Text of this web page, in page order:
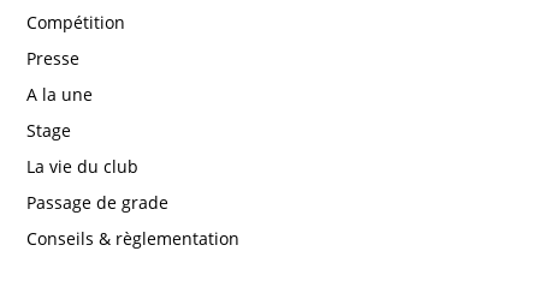
Compétition
Presse
A la une
Stage
La vie du club
Passage de grade
Conseils & règlementation